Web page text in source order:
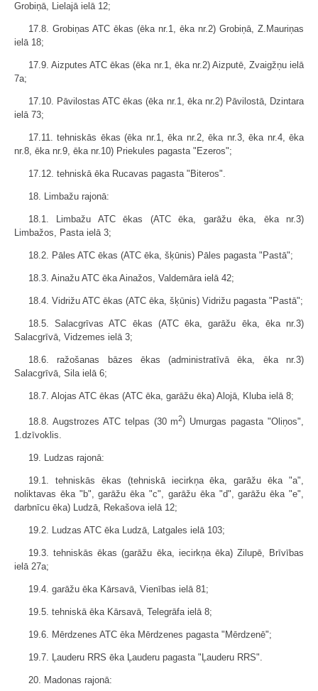
Grobiņā, Lielajā ielā 12;
17.8. Grobiņas ATC ēkas (ēka nr.1, ēka nr.2) Grobiņā, Z.Mauriņas
ielā 18;
17.9. Aizputes ATC ēkas (ēka nr.1, ēka nr.2) Aizputē, Zvaigžņu ielā
7a;
17.10. Pāvilostas ATC ēkas (ēka nr.1, ēka nr.2) Pāvilostā, Dzintara
ielā 73;
17.11. tehniskās ēkas (ēka nr.1, ēka nr.2, ēka nr.3, ēka nr.4, ēka
nr.8, ēka nr.9, ēka nr.10) Priekules pagasta "Ezeros";
17.12. tehniskā ēka Rucavas pagasta "Biteros".
18. Limbažu rajonā:
18.1. Limbažu ATC ēkas (ATC ēka, garāžu ēka, ēka nr.3)
Limbažos, Pasta ielā 3;
18.2. Pāles ATC ēkas (ATC ēka, šķūnis) Pāles pagasta "Pastā";
18.3. Ainažu ATC ēka Ainažos, Valdemāra ielā 42;
18.4. Vidrižu ATC ēkas (ATC ēka, šķūnis) Vidrižu pagasta "Pastā";
18.5. Salacgrīvas ATC ēkas (ATC ēka, garāžu ēka, ēka nr.3)
Salacgrīvā, Vidzemes ielā 3;
18.6. ražošanas bāzes ēkas (administratīvā ēka, ēka nr.3)
Salacgrīvā, Sila ielā 6;
18.7. Alojas ATC ēkas (ATC ēka, garāžu ēka) Alojā, Kluba ielā 8;
18.8. Augstrozes ATC telpas (30 m2) Umurgas pagasta "Oliņos",
1.dzīvoklis.
19. Ludzas rajonā:
19.1. tehniskās ēkas (tehniskā iecirkņa ēka, garāžu ēka "a",
noliktavas ēka "b", garāžu ēka "c", garāžu ēka "d", garāžu ēka "e",
darbnīcu ēka) Ludzā, Rekašova ielā 12;
19.2. Ludzas ATC ēka Ludzā, Latgales ielā 103;
19.3. tehniskās ēkas (garāžu ēka, iecirkņa ēka) Zilupē, Brīvības
ielā 27a;
19.4. garāžu ēka Kārsavā, Vienības ielā 81;
19.5. tehniskā ēka Kārsavā, Telegrāfa ielā 8;
19.6. Mērdzenes ATC ēka Mērdzenes pagasta "Mērdzenē";
19.7. Ļauderu RRS ēka Ļauderu pagasta "Ļauderu RRS".
20. Madonas rajonā: